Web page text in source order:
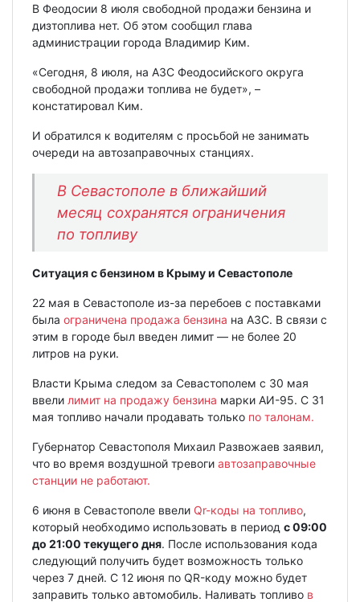
В Феодосии 8 июля свободной продажи бензина и
дизтоплива нет. Об этом сообщил глава
администрации города Владимир Ким.
«Сегодня, 8 июля, на АЗС Феодосийского округа
свободной продажи топлива не будет», –
констатировал Ким.
И обратился к водителям с просьбой не занимать
очереди на автозаправочных станциях.
В Севастополе в ближайший
месяц сохранятся ограничения
по топливу
Ситуация с бензином в Крыму и Севастополе
22 мая в Севастополе из-за перебоев с поставками
была ограничена продажа бензина на АЗС. В связи с
этим в городе был введен лимит — не более 20
литров на руки.
Власти Крыма следом за Севастополем с 30 мая
ввели лимит на продажу бензина марки АИ-95. С 31
мая топливо начали продавать только по талонам.
Губернатор Севастополя Михаил Развожаев заявил,
что во время воздушной тревоги автозаправочные
станции не работают.
6 июня в Севастополе ввели Qr-коды на топливо,
который необходимо использовать в период с 09:00
до 21:00 текущего дня. После использования кода
следующий получить будет возможность только
через 7 дней. С 12 июня по QR-коду можно будет
заправить только автомобиль. Наливать топливо в